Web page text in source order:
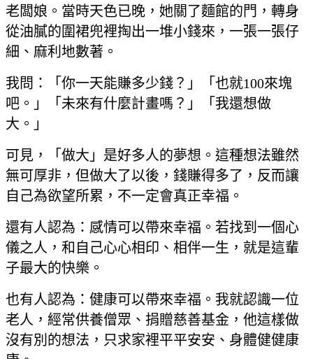
老闆娘。當時天色已晚，她關了麵館的門，轉身
從油膩的圍裙兜裡掏出一堆小錢來，一張一張仔
細、麻利地數著。
我問：「你一天能賺多少錢？」「也就100來塊
吧。」「未來有什麼計畫嗎？」「我還想做
大。」
可見，「做大」是好多人的夢想。這種想法雖然
無可厚非，但做大了以後，錢賺得多了，反而讓
自己為欲望所累，不一定會真正幸福。
還有人認為：感情可以帶來幸福。若找到一個心
儀之人，和自己心心相印、相伴一生，就是這輩
子最大的快樂。
也有人認為：健康可以帶來幸福。我就認識一位
老人，經常供養僧眾、捐贈慈善基金，他這樣做
沒有別的想法，只求家裡平平安安、身體健健康